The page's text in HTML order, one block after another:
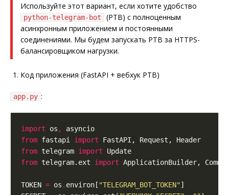
Используйте этот вариант, если хотите удобство
python-telegram-bot
(PTB) с полноценным
асинхронным приложением и постоянными
соединениями. Мы будем запускать PTB за HTTPS-
балансировщиком нагрузки.
Код приложения (FastAPI + вебхук PTB)
app.py :
import os ,
from fastapi import
from telegram import
from telegram.ext import
TOKEN = os . environ[ "TELEGRAM_BOT_TOKEN"